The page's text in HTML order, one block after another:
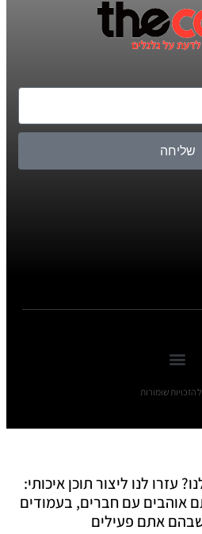
שליחה
הזכויות שומורות
עזרו לנו ליצור תוכן איכותי:
אוהבים עם חברים, בעמודים
אתם פעילים